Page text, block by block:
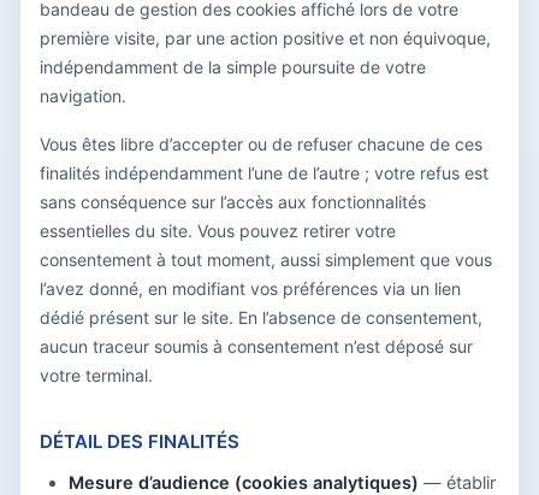
bandeau de gestion des cookies affiché lors de votre
première visite, par une action positive et non équivoque,
indépendamment de la simple poursuite de votre
navigation.
Vous êtes libre d’accepter ou de refuser chacune de ces
finalités indépendamment l’une de l’autre ; votre refus est
sans conséquence sur l’accès aux fonctionnalités
essentielles du site. Vous pouvez retirer votre
consentement à tout moment, aussi simplement que vous
l’avez donné, en modifiant vos préférences via un lien
dédié présent sur le site. En l’absence de consentement,
aucun traceur soumis à consentement n’est déposé sur
votre terminal.
DÉTAIL DES FINALITÉS
Mesure d’audience (cookies analytiques) — établir